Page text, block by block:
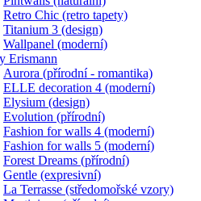
Retro Chic (retro tapety)
Titanium 3 (design)
Wallpanel (moderní)
Erismann
Aurora (přírodní - romantika)
ELLE decoration 4 (moderní)
Elysium (design)
Evolution (přírodní)
Fashion for walls 4 (moderní)
Fashion for walls 5 (moderní)
Forest Dreams (přírodní)
Gentle (expresivní)
La Terrasse (středomořské vzory)